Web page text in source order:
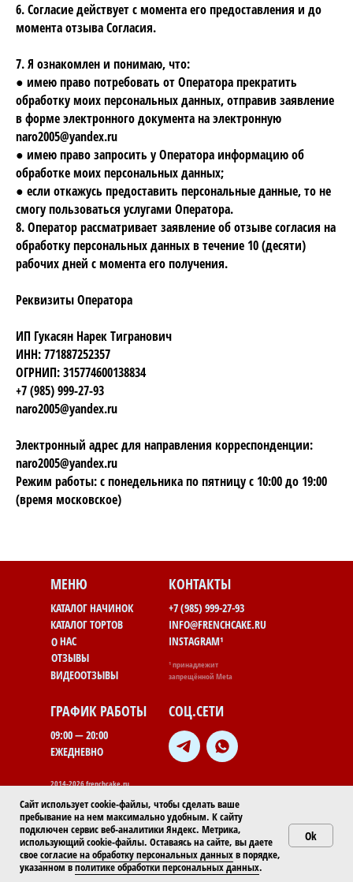
6. Согласие действует с момента его предоставления и до
момента отзыва Согласия.
7. Я ознакомлен и понимаю, что:
● имею право потребовать от Оператора прекратить
обработку моих персональных данных, отправив заявление
в форме электронного документа на электронную
naro2005@yandex.ru
● имею право запросить у Оператора информацию об
обработке моих персональных данных;
● если откажусь предоставить персональные данные, то не
смогу пользоваться услугами Оператора.
8. Оператор рассматривает заявление об отзыве согласия на
обработку персональных данных в течение 10 (десяти)
рабочих дней с момента его получения.
Реквизиты Оператора
ИП Гукасян Нарек Тигранович
ИНН: 771887252357
ОГРНИП: 315774600138834
+7 (985) 999-27-93
naro2005@yandex.ru
Электронный адрес для направления корреспонденции:
naro2005@yandex.ru
Режим работы: с понедельника по пятницу с 10:00 до 19:00
(время московское)
ГРАФИК РАБОТЫ
КОНТАКТЫ
КАТАЛОГ НАЧИНОК
ОТЗЫВЫ
ВИДЕООТЗЫВЫ
ПОЛИТИКА КОНФИДЕНЦИАЛЬНОСТИ
СОГЛАСИЕ НА ОБРАБОТКУ ПЕРСОНАЛЬНЫХ ДАННЫХ
СОГЛАСИЕ НА ИНФОРМАЦИОННО-РЕКЛАМНУЮ РАССЫЛКУ
09:00 — 20:00
ЕЖЕДНЕВНО
+7 (985) 999-27-93
INFO@FRENCHCAKE.RU
INSTAGRAM¹
¹ принадлежит
запрещённой Meta
2014-2026 frenchcake.ru
МЕНЮ
СОЦ.СЕТИ
О НАС
КАТАЛОГ ТОРТОВ
Сайт использует cookie-файлы, чтобы сделать ваше
пребывание на нем максимально удобным. К cайту
подключен сервис веб-аналитики Яндекс. Метрика,
использующий cookie-файлы. Оставаясь на сайте, вы даете
своесогласие на обработку персональных данныхв порядке,
указанном вполитике обработки персональных данных.
Ok